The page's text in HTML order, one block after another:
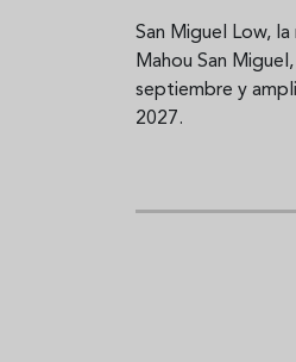
San Miguel Low,
Mahou San
septiembre y
2027.